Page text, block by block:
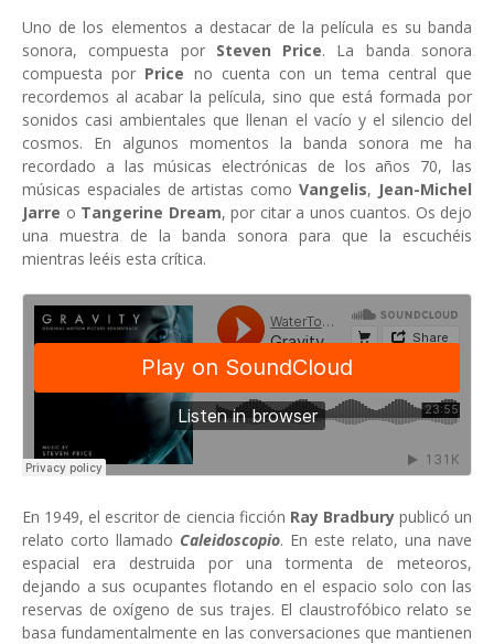
Uno de los elementos a destacar de la película es su banda
sonora, compuesta por Steven Price. La banda sonora
compuesta por Price no cuenta con un tema central que
recordemos al acabar la película, sino que está formada por
sonidos casi ambientales que llenan el vacío y el silencio del
cosmos. En algunos momentos la banda sonora me ha
recordado a las músicas electrónicas de los años 70, las
músicas espaciales de artistas comoVangelis, Jean-Michel
Jarre o Tangerine Dream, por citar a unos cuantos. Os dejo
una muestra de la banda sonora para que la escuchéis
mientras leéis esta crítica.
En 1949, el escritor de ciencia ficción Ray Bradburypublicó un
relato corto llamado Caleidoscopio. En este relato, una nave
espacial era destruida por una tormenta de meteoros,
dejando a sus ocupantes flotando en el espacio solo con las
reservas de oxígeno de sus trajes. El claustrofóbico relato se
basa fundamentalmente en las conversaciones que mantienen